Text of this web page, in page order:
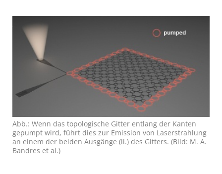
Abb.: Wenn das topologische Gitter entlang der Kanten
gepumpt wird, führt dies zur Emission von Laserstrahlung
an einem der beiden Ausgänge (li.) des Gitters. (Bild: M. A.
Bandres et al.)